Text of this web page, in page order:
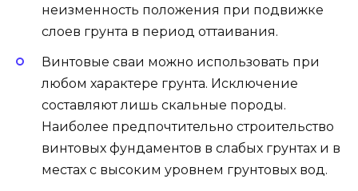
неизменность положения при подвижке
слоев грунта в период оттаивания.
Винтовые сваи можно использовать при
любом характере грунта. Исключение
составляют лишь скальные породы.
Наиболее предпочтительно строительство
винтовых фундаментов в слабых грунтах и в
местах с высоким уровнем грунтовых вод.